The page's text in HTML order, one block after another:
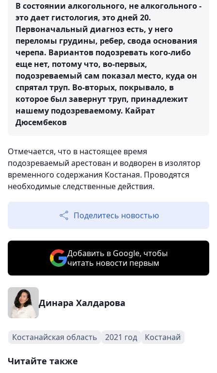
В состоянии алкогольного, не алкогольного -
это дает гистология, это дней 20.
Первоначальный диагноз есть, у него
переломы грудины, ребер, свода основания
черепа. Вариантов подозревать кого-либо
еще нет, потому что, во-первых,
подозреваемый сам показал место, куда он
спрятал труп. Во-вторых, покрывало, в
которое был завернут труп, принадлежит
нашему подозреваемому. Кайрат
Дюсембеков
Отмечается, что в настоящее время
подозреваемый арестован и водворен в изолятор
временного содержания Костаная. Проводятся
необходимые следственные действия.
Поделитесь новостью
Добавить в Google, чтобы
читать новости первым
Динара Халдарова
Костанайская область 2021 год Костанай
Читайте также